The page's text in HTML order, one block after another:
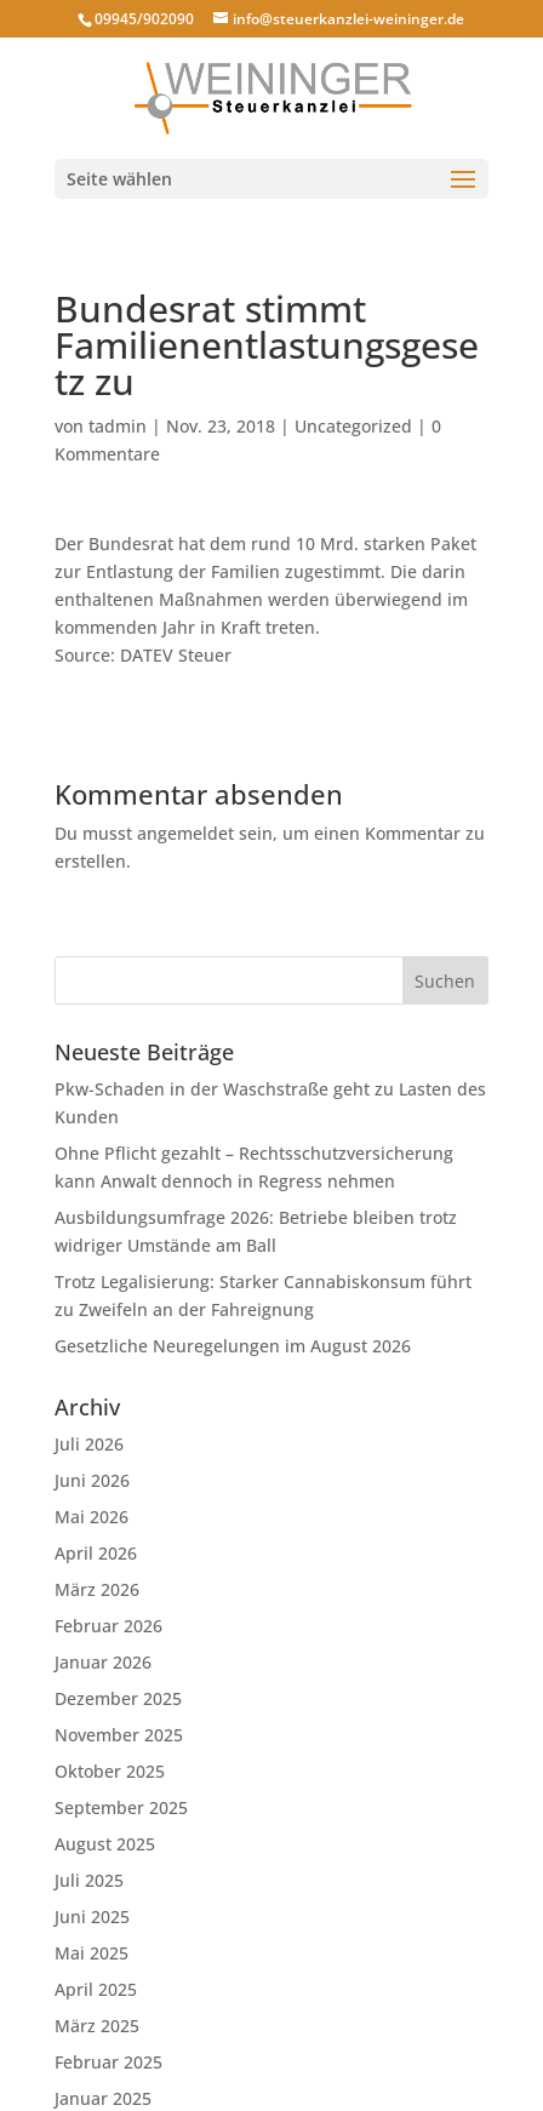
09945/902090 info@steuerkanzlei-weininger.de
Seite wählen
Bundesrat stimmt
Familienentlastungsgese
tz zu
von tadmin | Nov. 23, 2018| Uncategorized | 0
Kommentare
Der Bundesrat hat dem rund 10 Mrd. starken Paket
zur Entlastung der Familien zugestimmt. Die darin
enthaltenen Maßnahmen werden überwiegend im
kommenden Jahr in Kraft treten.
Source: DATEV Steuer
Kommentar absenden
Du musst angemeldet sein, um einen Kommentar zu
erstellen.
Neueste Beiträge
Pkw-Schaden in der Waschstraße geht zu Lasten des
Kunden
Ohne Pflicht gezahlt – Rechtsschutzversicherung
kann Anwalt dennoch in Regress nehmen
Ausbildungsumfrage 2026: Betriebe bleiben trotz
widriger Umstände am Ball
Trotz Legalisierung: Starker Cannabiskonsum führt
zu Zweifeln an der Fahreignung
Gesetzliche Neuregelungen im August 2026
Archiv
Juli 2026
Juni 2026
Mai 2026
April 2026
März 2026
Februar 2026
Januar 2026
Dezember 2025
November 2025
Oktober 2025
September 2025
August 2025
Juli 2025
Juni 2025
Mai 2025
April 2025
März 2025
Februar 2025
Januar 2025